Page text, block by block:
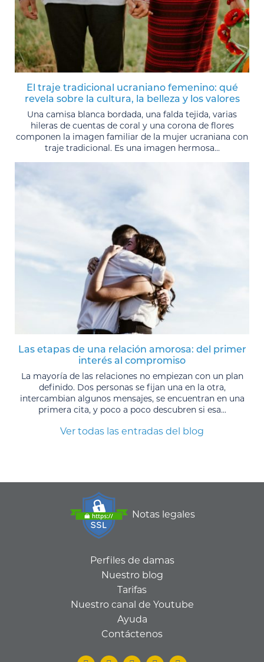
El traje tradicional ucraniano femenino: qué
revela sobre la cultura, la belleza y los valores
Una camisa blanca bordada, una falda tejida, varias
hileras de cuentas de coral y una corona de flores
componen la imagen familiar de la mujer ucraniana con
traje tradicional. Es una imagen hermosa...
Las etapas de una relación amorosa: del primer
interés al compromiso
La mayoría de las relaciones no empiezan con un plan
definido. Dos personas se fijan una en la otra,
intercambian algunos mensajes, se encuentran en una
primera cita, y poco a poco descubren si esa...
Ver todas las entradas del blog
Notas legales
Perfiles de damas
Nuestro blog
Tarifas
Nuestro canal de Youtube
Ayuda
Contáctenos